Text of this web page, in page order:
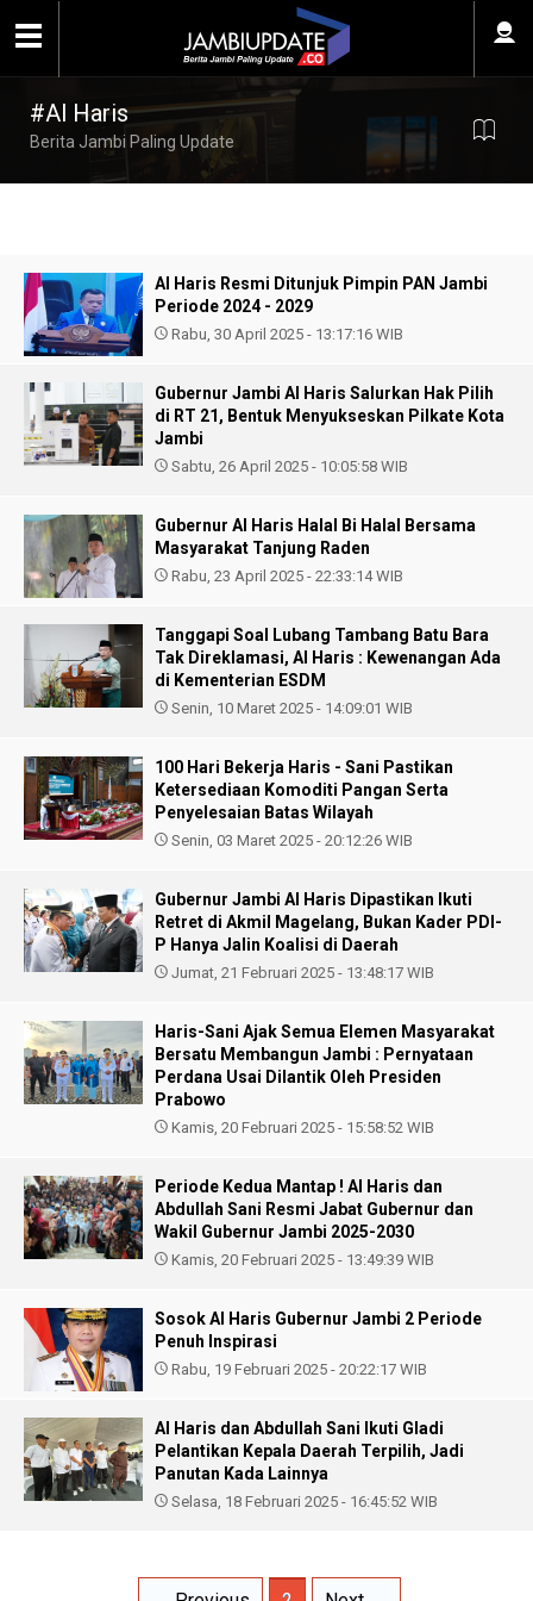
#Al Haris
Berita Jambi Paling Update
Al Haris Resmi Ditunjuk Pimpin PAN Jambi
Periode 2024 - 2029
Rabu, 30 April 2025 - 13:17:16 WIB
Gubernur Jambi Al Haris Salurkan Hak Pilih
di RT 21, Bentuk Menyukseskan Pilkate Kota
Jambi
Sabtu, 26 April 2025 - 10:05:58 WIB
Gubernur Al Haris Halal Bi Halal Bersama
Masyarakat Tanjung Raden
Rabu, 23 April 2025 - 22:33:14 WIB
Tanggapi Soal Lubang Tambang Batu Bara
Tak Direklamasi, Al Haris : Kewenangan Ada
di Kementerian ESDM
Senin, 10 Maret 2025 - 14:09:01 WIB
100 Hari Bekerja Haris - Sani Pastikan
Ketersediaan Komoditi Pangan Serta
Penyelesaian Batas Wilayah
Senin, 03 Maret 2025 - 20:12:26 WIB
Gubernur Jambi Al Haris Dipastikan Ikuti
Retret di Akmil Magelang, Bukan Kader PDI-
P Hanya Jalin Koalisi di Daerah
Jumat, 21 Februari 2025 - 13:48:17 WIB
Haris-Sani Ajak Semua Elemen Masyarakat
Bersatu Membangun Jambi : Pernyataan
Perdana Usai Dilantik Oleh Presiden
Prabowo
Kamis, 20 Februari 2025 - 15:58:52 WIB
Periode Kedua Mantap ! Al Haris dan
Abdullah Sani Resmi Jabat Gubernur dan
Wakil Gubernur Jambi 2025-2030
Kamis, 20 Februari 2025 - 13:49:39 WIB
Sosok Al Haris Gubernur Jambi 2 Periode
Penuh Inspirasi
Rabu, 19 Februari 2025 - 20:22:17 WIB
Al Haris dan Abdullah Sani Ikuti Gladi
Pelantikan Kepala Daerah Terpilih, Jadi
Panutan Kada Lainnya
Selasa, 18 Februari 2025 - 16:45:52 WIB